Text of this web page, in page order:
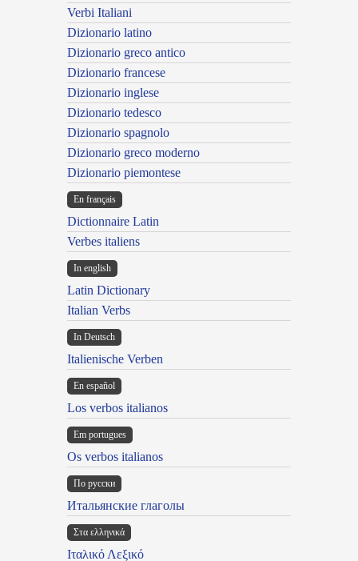
Verbi Italiani
Dizionario latino
Dizionario greco antico
Dizionario francese
Dizionario inglese
Dizionario tedesco
Dizionario spagnolo
Dizionario greco moderno
Dizionario piemontese
En français
Dictionnaire Latin
Verbes italiens
In english
Latin Dictionary
Italian Verbs
In Deutsch
Italienische Verben
En español
Los verbos italianos
Em portugues
Os verbos italianos
По русски
Итальянские глаголы
Στα ελληνικά
Ιταλικό Λεξικό